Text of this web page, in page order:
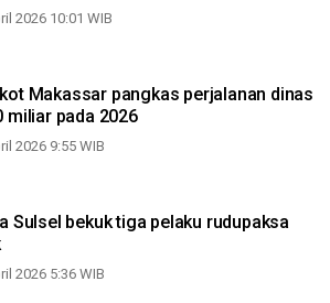
2026 10:01 WIB
Makassar pangkas perjalanan dinas
miliar pada 2026
2026 9:55 WIB
Sulsel bekuk tiga pelaku rudupaksa
2026 5:36 WIB